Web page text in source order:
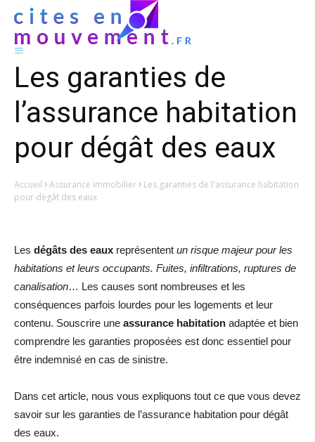
Les garanties de
l’assurance habitation
pour dégât des eaux
Accueil Assurance immobilier
Les garanties de l'assurance habitation
pour dégât des eaux
Les dégâts des eaux représentent un risque majeur pour les
habitations et leurs occupants. Fuites, infiltrations, ruptures de
canalisation… Les causes sont nombreuses et les
conséquences parfois lourdes pour les logements et leur
contenu. Souscrire une assurance habitation adaptée et bien
comprendre les garanties proposées est donc essentiel pour
être indemnisé en cas de sinistre.
Dans cet article, nous vous expliquons tout ce que vous devez
savoir sur les garanties de l’assurance habitation pour dégât
des eaux.